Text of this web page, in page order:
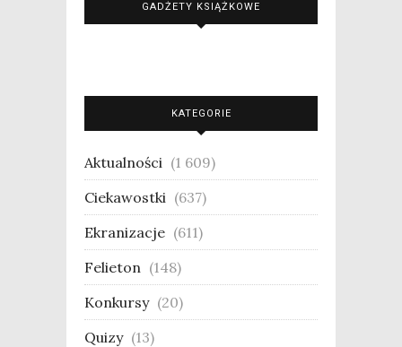
GADŻETY KSIĄŻKOWE
KATEGORIE
Aktualności (1 609)
Ciekawostki (637)
Ekranizacje (611)
Felieton (148)
Konkursy (20)
Quizy (13)